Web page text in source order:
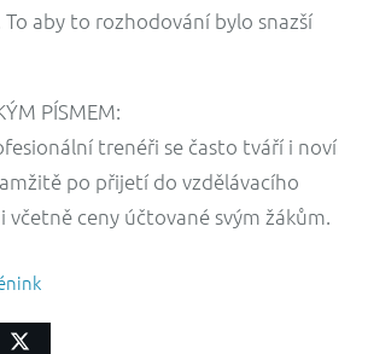
aby to rozhodování bylo snazší
PÍSMEM:
trenéři se často tváří i noví
po přijetí do vzdělávacího
včetně ceny účtované svým žákům.